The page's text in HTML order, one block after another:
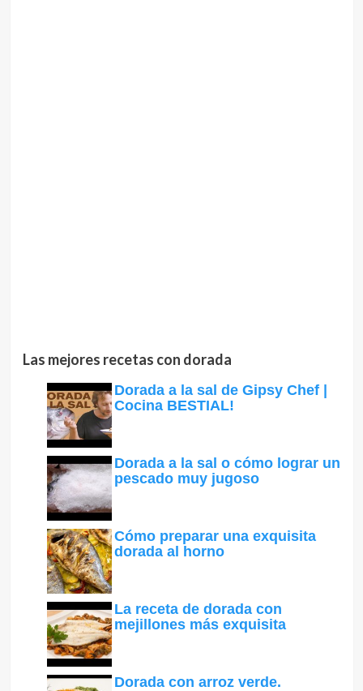
Las mejores recetas con dorada
Dorada a la sal de Gipsy Chef |
Cocina BESTIAL!
Dorada a la sal o cómo lograr un
pescado muy jugoso
Cómo preparar una exquisita
dorada al horno
La receta de dorada con
mejillones más exquisita
Dorada con arroz verde.